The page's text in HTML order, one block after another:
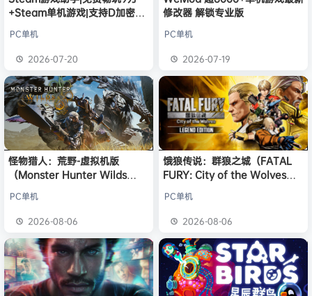
欢迎有*酱 加入本站
3小时前
43 点积分
加入本站 20小时前
+Steam单机游戏|支持D加密以
PC单机
2026-07-20
修改器 解锁专业版
PC单机
2026-07-19
怪物猎人：荒野-虚拟机版
（Monster Hunter Wilds
PC单机
2026-08-06
饿狼传说：群狼之城（FATAL
FURY: City of the Wolves）
PC单机
2026-08-06